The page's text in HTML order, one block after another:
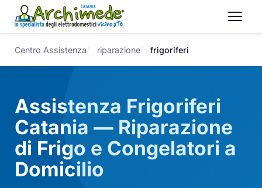
Centro Assistenza riparazione frigoriferi
Assistenza Frigoriferi
Catania — Riparazione
di Frigo e Congelatori a
Domicilio